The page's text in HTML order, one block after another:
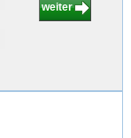
weiter